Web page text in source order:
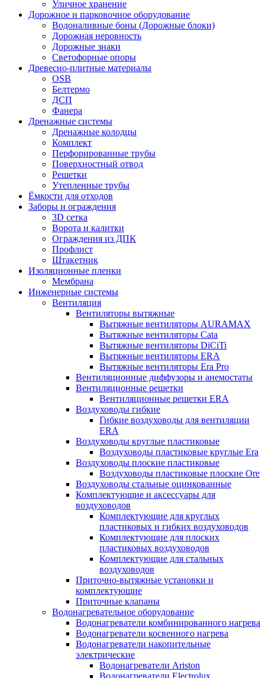
Уличное хранение
Дорожное и парковочное оборудование
Водоналивные боны (Дорожные блоки)
Дорожная неровность
Дорожные знаки
Светофорные опоры
Древесно-плитные материалы
OSB
Белтермо
ДСП
Фанера
Дренажные системы
Дренажные колодцы
Комплект
Перфорированные трубы
Поверхностный отвод
Решетки
Утепленные трубы
Ёмкости для отходов
Заборы и ограждения
3D сетка
Ворота и калитки
Ограждения из ДПК
Профлист
Штакетник
Изоляционные пленки
Мембрана
Инженерные системы
Вентиляция
Вентиляторы вытяжные
Вытяжные вентиляторы AURAMAX
Вытяжные вентиляторы Cata
Вытяжные вентиляторы DiCiTi
Вытяжные вентиляторы ERA
Вытяжные вентиляторы Era Pro
Вентиляционные диффузоры и анемостаты
Вентиляционные решетки
Вентиляционные решетки ERA
Воздуховоды гибкие
Гибкие воздуховоды для вентиляции
ERA
Воздуховоды круглые пластиковые
Воздуховоды пластиковые круглые Era
Воздуховоды плоские пластиковые
Воздуховоды пластиковые плоские Ore
Воздуховоды стальные оцинкованные
Комплектующие и аксессуары для
воздуховодов
Комплектующие для круглых
пластиковых и гибких воздуховодов
Комплектующие для плоских
пластиковых воздуховодов
Комплектующие для стальных
воздуховодов
Приточно-вытяжные установки и
комплектующие
Приточные клапаны
Водонагревательное оборудование
Водонагреватели комбинированного нагрева
Водонагреватели косвенного нагрева
Водонагреватели накопительные
электрические
Водонагреватели Ariston